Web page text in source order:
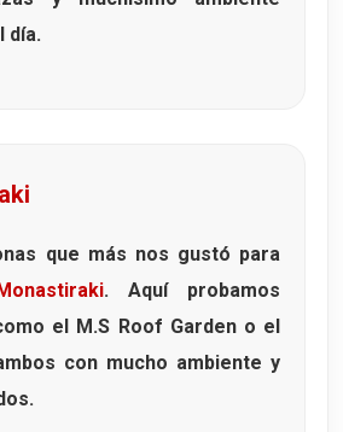
día.
que más nos gustó para
Monastiraki. Aquí probamos
el
M.S Roof Gardeno el
con mucho ambiente y